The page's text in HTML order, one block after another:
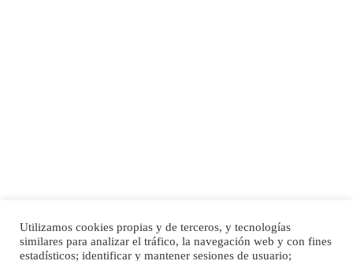
SHIBA PERDIDO AVDA JOSE MESA Y LOPEZ
PERRO MACHO RAZA SHIBA CON MICROCHIP PERDIDO HOY 06/07/2025 ZONA
Utilizamos cookies propias y de terceros, y tecnologías
similares para analizar el tráfico, la navegación web y con fines
estadísticos; identificar y mantener sesiones de usuario;